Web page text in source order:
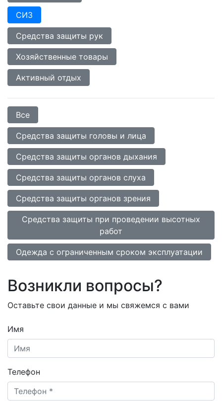
СИЗ
Средства защиты рук
Хозяйственные товары
Активный отдых
Все
Средства защиты головы и лица
Средства защиты органов дыхания
Средства защиты органов слуха
Средства защиты органов зрения
Средства защиты при проведении высотных
работ
Одежда с ограниченным сроком эксплуатации
Возникли вопросы?
Оставьте свои данные и мы свяжемся с вами
Имя
Телефон